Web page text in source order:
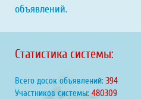
объявлений.
Статистика системы:
Всего досок объявлений: 447
Участников системы: 545056